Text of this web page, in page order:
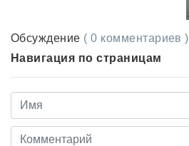
Обсуждение ( 0 комментариев )
Навигация по страницам